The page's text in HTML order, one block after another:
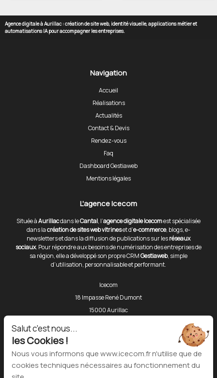
Agence digitale à Aurillac : création de site web, identité visuelle, applications métier et
automatisations IA pour accompagner les entreprises.
Navigation
Accueil
Réalisations
Actualités
Contact & Devis
Rendez-vous
Faq
Dashboard Gestiaweb
Mentions légales
L'agence Icecom
Située àAurillacdans leCantal, l’agence digitale Icecomest spécialisée
dans lacréation de sites web vitrineset d’e-commerce, blogs, e-
newsletters et dans la diffusion de publications sur lesréseaux
sociaux. Pour répondre aux besoins de numérisation des entreprises de
sa région, elle a développé son propre CRMGestiaweb, simple
d’utilisation, personnalisable et performant.
Icecom
18 Impasse René Dumont
15000 Aurillac
Salut c'est nous...
les Cookies !
Nous vous informons que www.icecom.fr n'utilise que de
cookies techniques nécessaires au fonctionnement du